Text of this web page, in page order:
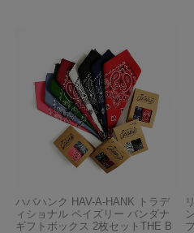
ハバハンク HAV-A-HANK トラデ
ィショナル ペイズリー バンダナ
ギフトボックス 2枚セットTHE B